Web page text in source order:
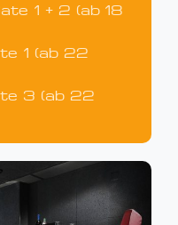
1 + 2 (ab 18
1 (ab 22
3 (ab 22